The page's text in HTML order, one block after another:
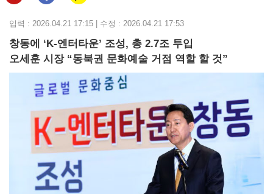
입력 : 2026.04.21 17:15 | 수정 : 2026.04.21 17:53
창동에 ‘K-엔터타운’ 조성, 총 2.7조 투입
오세훈 시장 “동북권 문화예술 거점 역할 할 것”